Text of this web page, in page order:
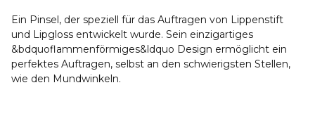
Ein Pinsel, der speziell für das Auftragen von Lippenstift
und Lipgloss entwickelt wurde. Sein einzigartiges
&bdquoflammenförmiges&ldquo Design ermöglicht ein
perfektes Auftragen, selbst an den schwierigsten Stellen,
wie den Mundwinkeln.